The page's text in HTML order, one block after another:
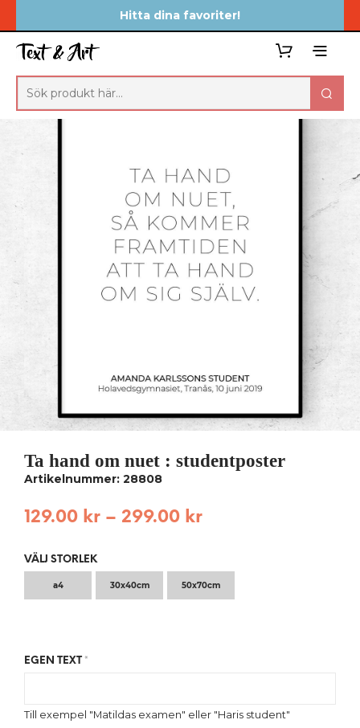
Hitta dina favoriter!
Ta hand om nuet : studentposter
Artikelnummer: 28808
129.00 kr – 299.00 kr
VÄLJ STORLEK
a4 30x40cm 50x70cm
EGEN TEXT *
Till exempel "Matildas examen" eller "Haris student"